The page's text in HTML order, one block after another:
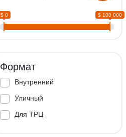
$ 0 $ 100 000
Формат
Внутренний
Уличный
Для ТРЦ